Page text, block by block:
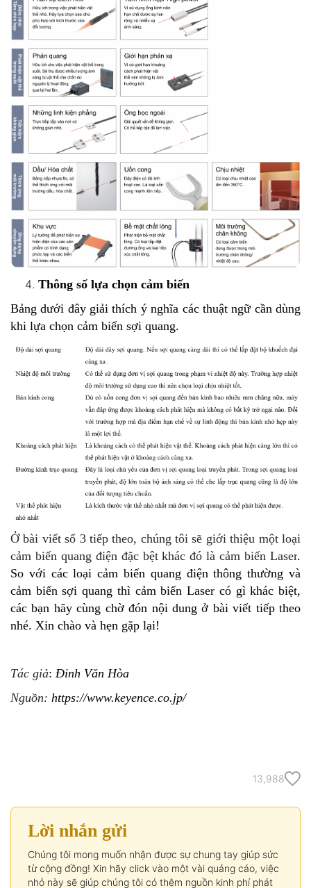
Thông số lựa chọn cảm biến
Bảng dưới đây giải thích ý nghĩa các thuật ngữ cần dùng
khi lựa chọn cảm biến sợi quang.
Ở bài viết số 3 tiếp theo, chúng tôi sẽ giới thiệu một loại
cảm biến quang điện đặc bệt khác đó là cảm biến Laser.
So với các loại cảm biến quang điện thông thường và
cảm biến sợi quang thì cảm biến Laser có gì khác biệt,
các bạn hãy cùng chờ đón nội dung ở bài viết tiếp theo
nhé. Xin chào và hẹn gặp lại!
Tác giả: Đinh Văn Hòa
Nguồn: https://www.keyence.co.jp/
13,988
Lời nhắn gửi
Chúng tôi mong muốn nhận được sự chung tay giúp sức
từ cộng đồng! Xin hãy click vào một vài quảng cáo, việc
nhỏ này sẽ giúp chúng tôi có thêm nguồn kinh phí phát